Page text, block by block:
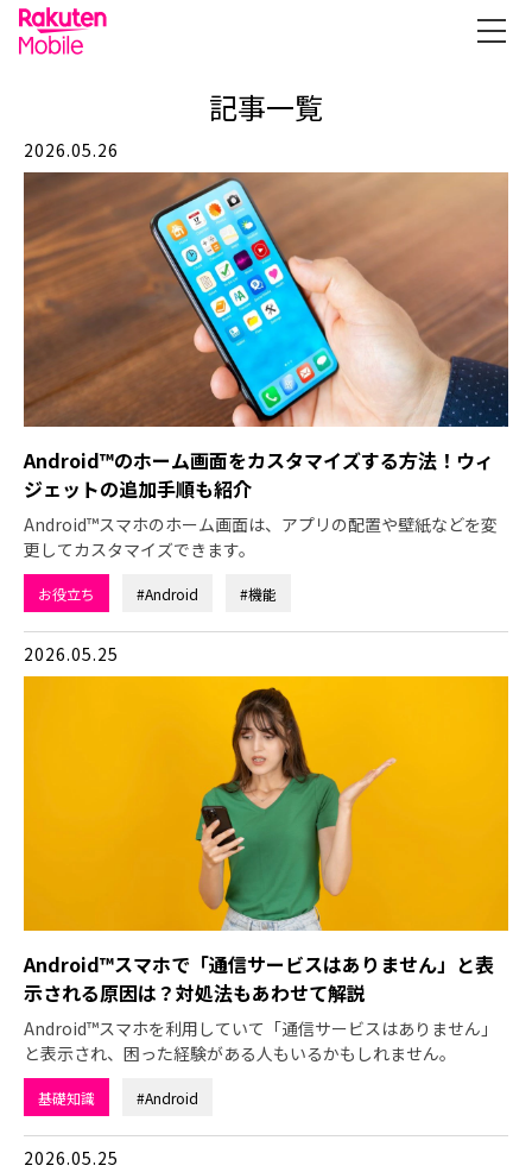
記事一覧
2026.05.26
Android™のホーム画面をカスタマイズする方法！ウィ
ジェットの追加手順も紹介
Android™スマホのホーム画面は、アプリの配置や壁紙などを変
更してカスタマイズできます。
お役立ち #Android #機能
2026.05.25
Android™スマホで「通信サービスはありません」と表
示される原因は？対処法もあわせて解説
Android™スマホを利用していて「通信サービスはありません」
と表示され、困った経験がある人もいるかもしれません。
基礎知識 #Android
2026.05.25